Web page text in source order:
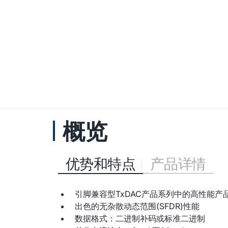
概览
优势和特点 产品详情
引脚兼容型TxDAC产品系列中的高性能产
出色的无杂散动态范围(SFDR)性能
数据格式：二进制补码或标准二进制